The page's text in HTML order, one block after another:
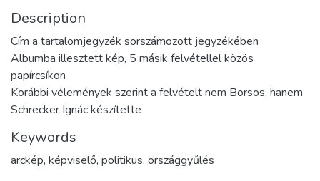
Description
Cím a tartalomjegyzék sorszámozott jegyzékében
Albumba illesztett kép, 5 másik felvétellel közös
papírcsíkon
Korábbi vélemények szerint a felvételt nem Borsos, hanem
Schrecker Ignác készítette
Keywords
arckép, képviselő, politikus, országgyűlés